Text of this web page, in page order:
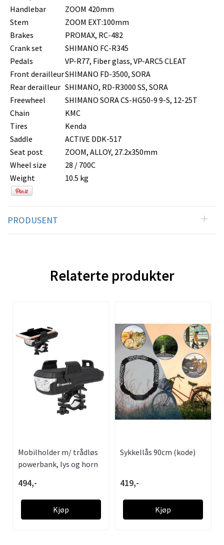
Handlebar
ZOOM 420mm
Stem
ZOOM EXT:100mm
Brakes
PROMAX, RC-482
Crank set
SHIMANO FC-R345
Pedals
VP-R77, Fiber glass, VP-ARC5 CLEAT
Front derailleurSHIMANO FD-3500, SORA
Rear derailleur SHIMANO, RD-R3000 SS, SORA
Freewheel
SHIMANO SORA CS-HG50-9 9-S, 12-25T
Chain
KMC
Tires
Kenda
Saddle
ACTIVE DDK-517
Seat post
ZOOM, ALLOY, 27.2x350mm
Wheel size
28 / 700C
Weight
10.5 kg
PRODUSENT
Relaterte produkter
Mobilholder m/ trådløs
powerbank, lys og horn
494,-
Kjøp
Sykkellås 90cm (kode)
419,-
Kjøp